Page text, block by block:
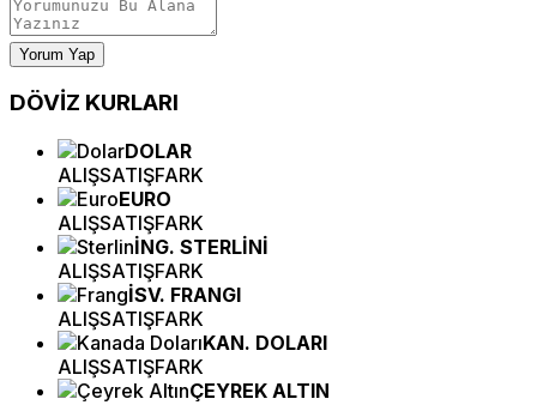
Yorum Yap
DÖVİZ KURLARI
DOLAR
ALIŞSATIŞFARK
EURO
ALIŞSATIŞFARK
İNG. STERLİNİ
ALIŞSATIŞFARK
İSV. FRANGI
ALIŞSATIŞFARK
KAN. DOLARI
ALIŞSATIŞFARK
ÇEYREK ALTIN